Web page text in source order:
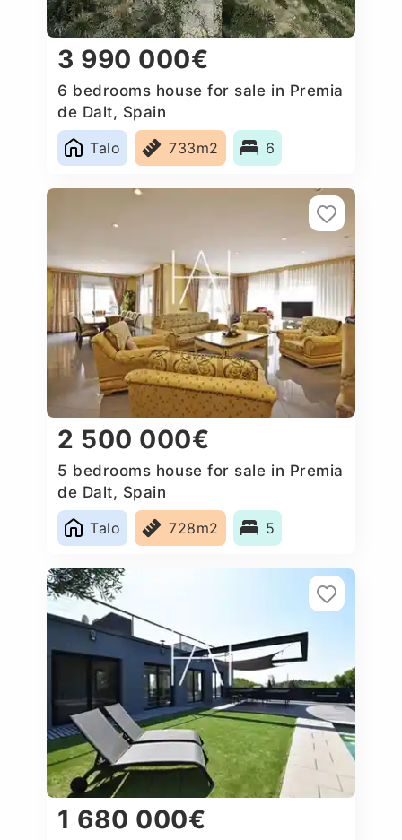
3 990 000€
6 bedrooms house for sale in Premia
de Dalt, Spain
Talo
733m2 6
2 500 000€
5 bedrooms house for sale in Premia
de Dalt, Spain
Talo
728m2 5
1 680 000€